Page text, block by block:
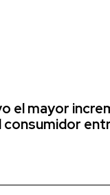
el mayor
consumidor